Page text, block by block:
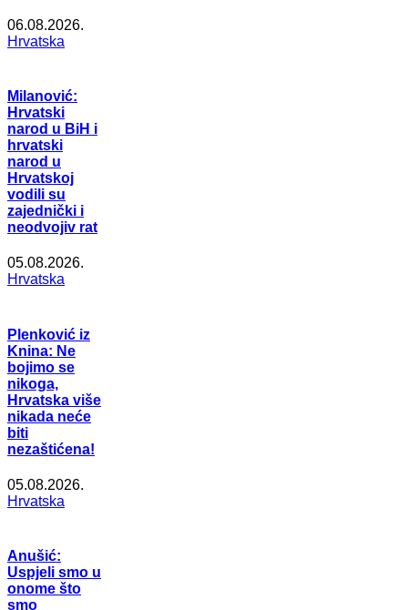
06.08.2026.
Hrvatska
Milanović:
Hrvatski
narod u BiH i
hrvatski
narod u
Hrvatskoj
vodili su
zajednički i
neodvojiv rat
05.08.2026.
Hrvatska
Plenković iz
Knina: Ne
bojimo se
nikoga,
Hrvatska više
nikada neće
biti
nezaštićena!
05.08.2026.
Hrvatska
Anušić:
Uspjeli smo u
onome što
smo